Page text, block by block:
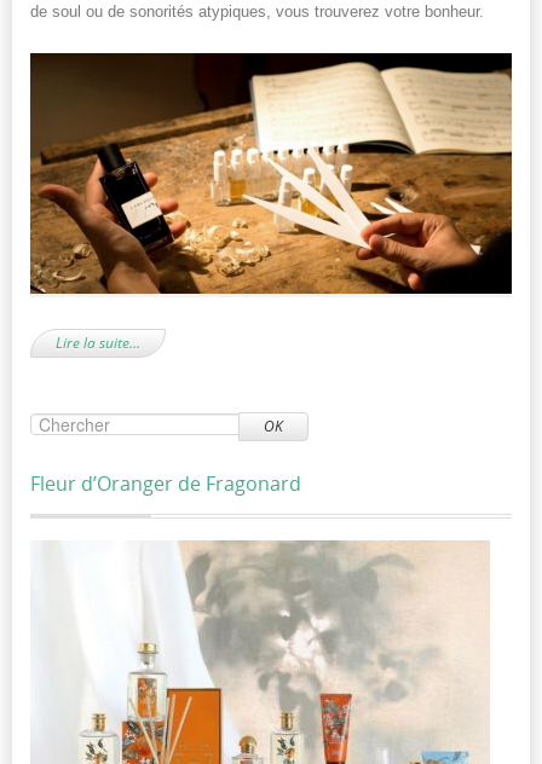
de soul ou de sonorités atypiques, vous trouverez votre bonheur.
Lire la suite…
OK
Fleur d’Oranger de Fragonard